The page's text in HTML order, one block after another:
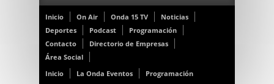
Inicio On Air Onda 15 TV
Noticias
Deportes
Podcast
Programación
Contacto
Directorio de Empresas
Área Social
Inicio
La Onda Eventos Programación